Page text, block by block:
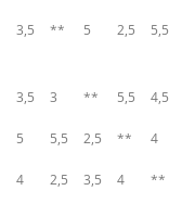
3,5 ** 5 2,5 5,5
3,5 3 ** 5,5 4,5
5 5,5 2,5 ** 4
4 2,5 3,5 4 **